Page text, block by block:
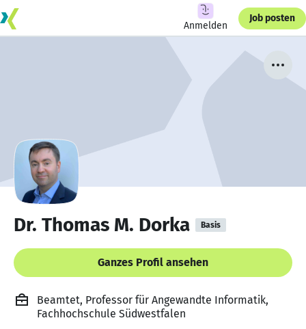
Anmelden
Job posten
Dr. Thomas M. Dorka Basis
Ganzes Profil ansehen
Beamtet, Professor für Angewandte Informatik,
Fachhochschule Südwestfalen